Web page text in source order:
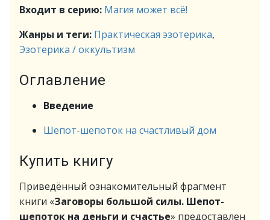
Входит в серию: Магия может всё!
Жанры и теги: Практическая эзотерика,
Эзотерика / оккультизм
Оглавление
Введение
Шепот-шепоток на счастливый дом
Купить книгу
Приведённый ознакомительный фрагмент
книги «Заговоры большой силы. Шепот-
шепоток на деньги и счастье» предоставлен